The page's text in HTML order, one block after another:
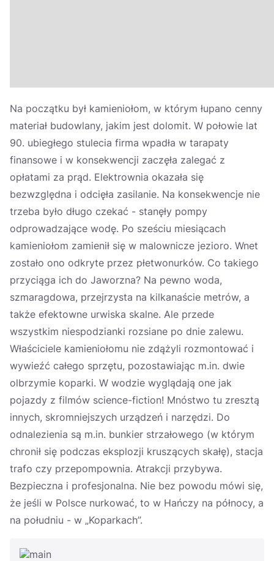
Na początku był kamieniołom, w którym łupano cenny
materiał budowlany, jakim jest dolomit. W połowie lat
90. ubiegłego stulecia firma wpadła w tarapaty
finansowe i w konsekwencji zaczęła zalegać z
opłatami za prąd. Elektrownia okazała się
bezwzględna i odcięła zasilanie. Na konsekwencje nie
trzeba było długo czekać - stanęły pompy
odprowadzające wodę. Po sześciu miesiącach
kamieniołom zamienił się w malownicze jezioro. Wnet
zostało ono odkryte przez płetwonurków. Co takiego
przyciąga ich do Jaworzna? Na pewno woda,
szmaragdowa, przejrzysta na kilkanaście metrów, a
także efektowne urwiska skalne. Ale przede
wszystkim niespodzianki rozsiane po dnie zalewu.
Właściciele kamieniołomu nie zdążyli rozmontować i
wywieźć całego sprzętu, pozostawiając m.in. dwie
olbrzymie koparki. W wodzie wyglądają one jak
pojazdy z filmów science-fiction! Mnóstwo tu zresztą
innych, skromniejszych urządzeń i narzędzi. Do
odnalezienia są m.in. bunkier strzałowego (w którym
chronił się podczas eksplozji kruszących skałę), stacja
trafo czy przepompownia. Atrakcji przybywa.
Bezpieczna i profesjonalna. Nie bez powodu mówi się,
że jeśli w Polsce nurkować, to w Hańczy na północy, a
na południu - w „Koparkach”.